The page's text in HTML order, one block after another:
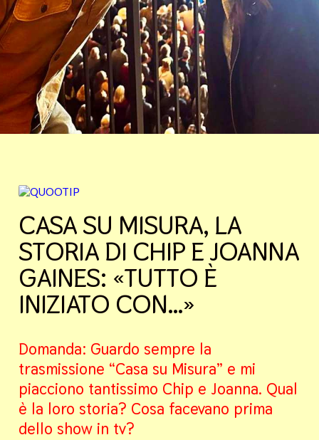
CASA SU MISURA, LA
STORIA DI CHIP E JOANNA
GAINES: «TUTTO È
INIZIATO CON…»
Domanda: Guardo sempre la
trasmissione “Casa su Misura” e mi
piacciono tantissimo Chip e Joanna. Qual
è la loro storia? Cosa facevano prima
dello show in tv?